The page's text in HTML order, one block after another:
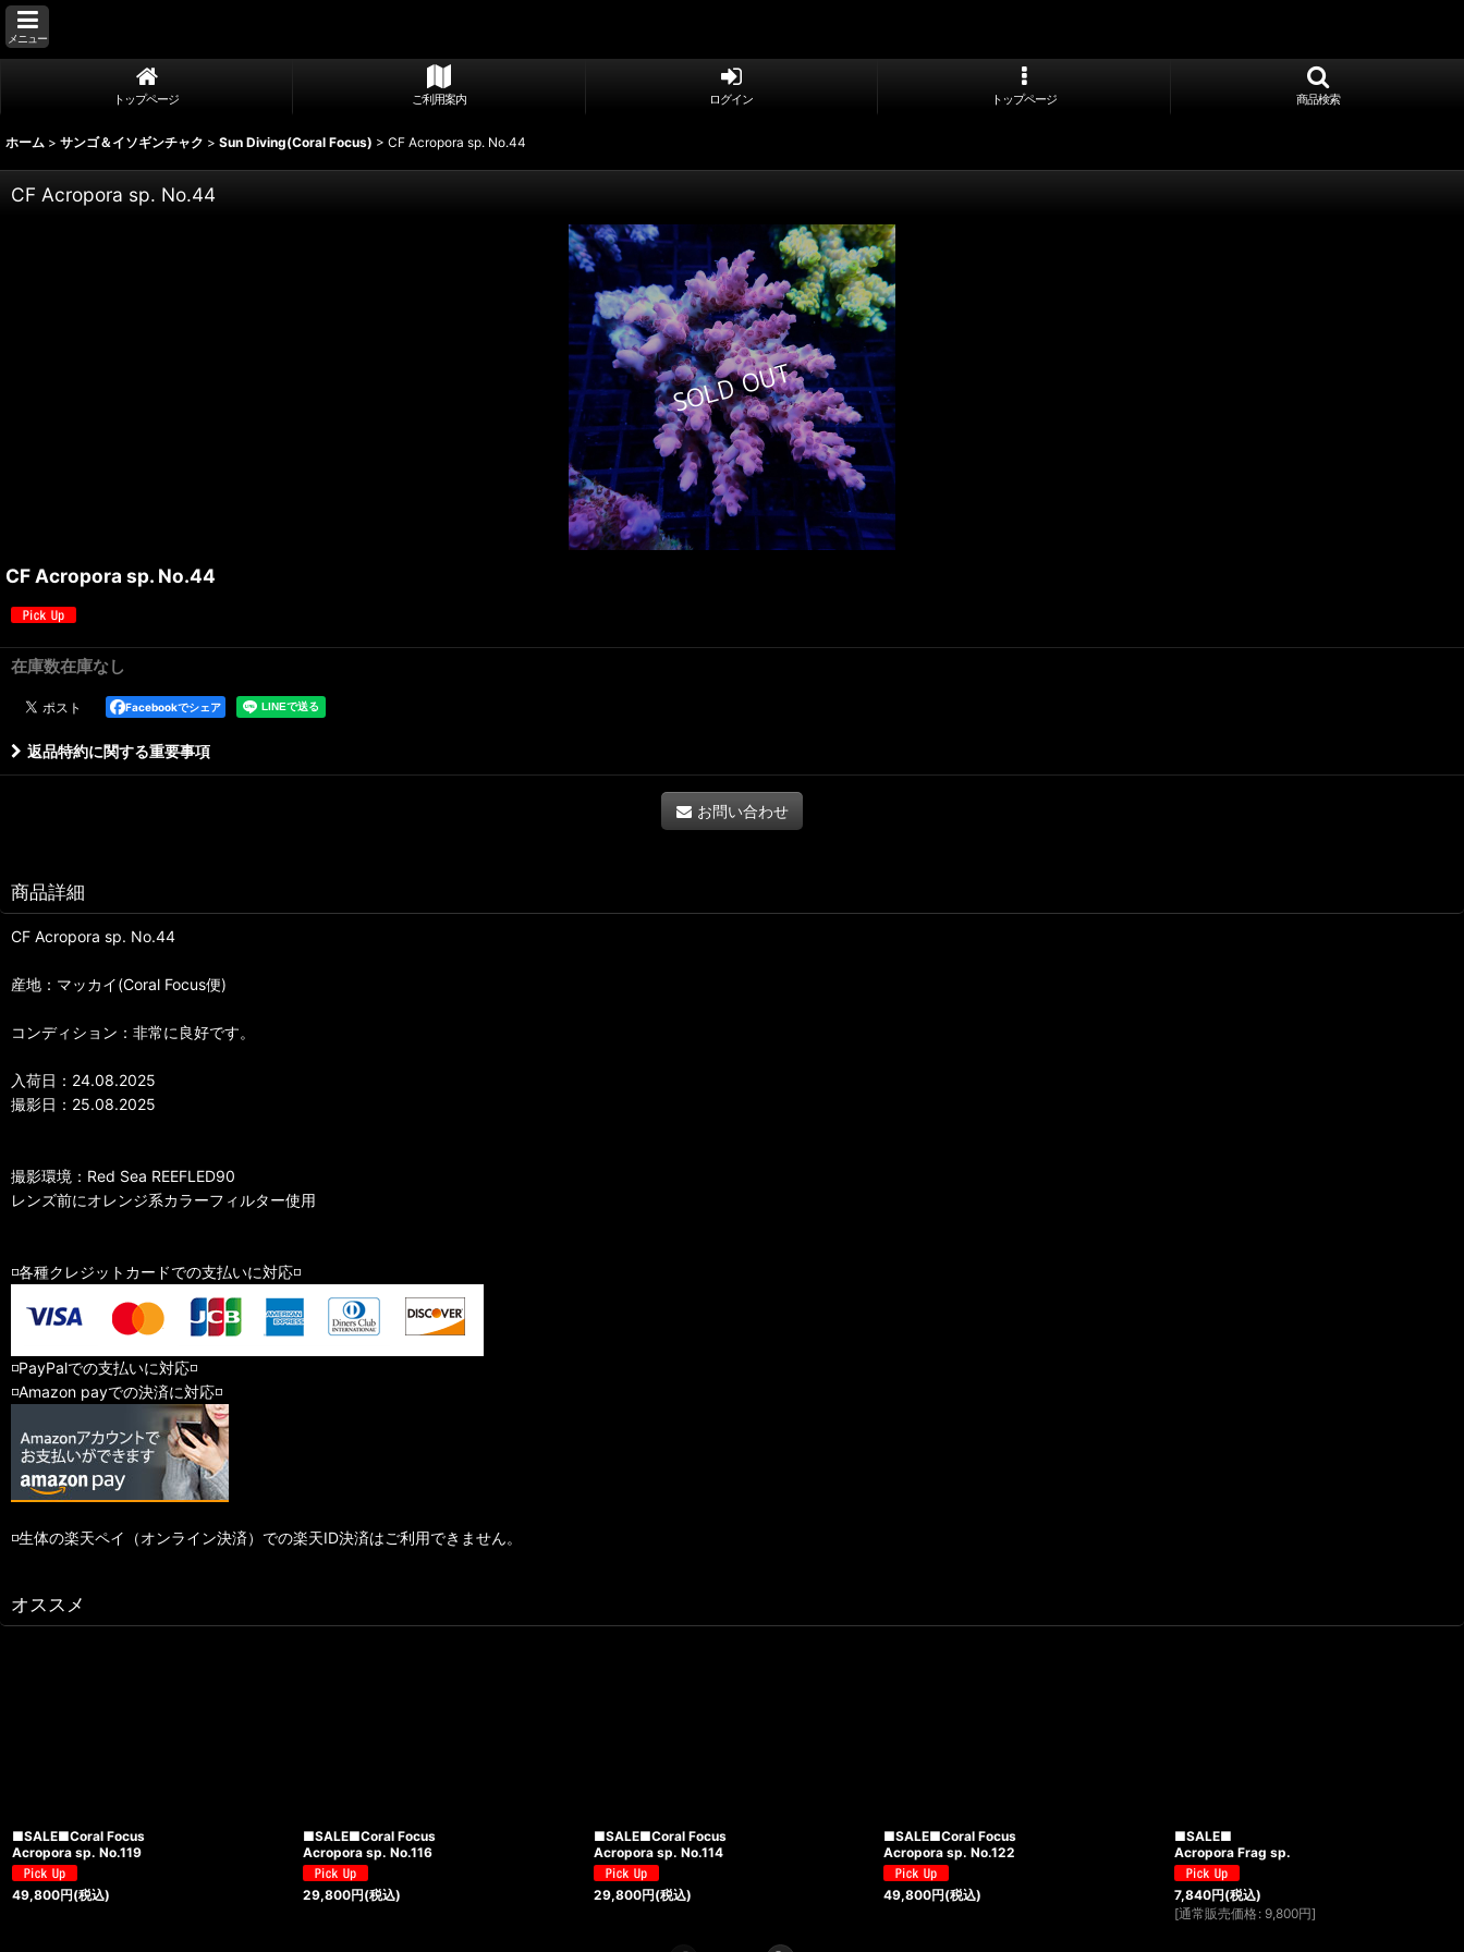
メニュー
トップページ ご利用案内 ログイン トップページ 商品検索
ホーム > サンゴ＆イソギンチャク > Sun Diving(Coral Focus) > CF Acropora sp. No.44
CF Acropora sp. No.44
CF Acropora sp. No.44
在庫数在庫なし
Facebookでシェア
返品特約に関する重要事項
お問い合わせ
商品詳細
CF Acropora sp. No.44
産地：マッカイ(Coral Focus便)
コンディション：非常に良好です。
入荷日：24.08.2025
撮影日：25.08.2025
撮影環境：Red Sea REEFLED90
レンズ前にオレンジ系カラーフィルター使用
◽️各種クレジットカードでの支払いに対応◽️
◽️PayPalでの支払いに対応◽️
◽️Amazon payでの決済に対応◽️
◽️生体の楽天ペイ（オンライン決済）での楽天ID決済はご利用できません。
オススメ
■SALE■Coral Focus
Acropora sp. No.119
49,800円(税込)
■SALE■Coral Focus
Acropora sp. No.116
29,800円(税込)
■SALE■Coral Focus
Acropora sp. No.114
29,800円(税込)
■SALE■Coral Focus
Acropora sp. No.122
49,800円(税込)
■SALE■
Acropora Frag sp.
7,840円(税込)
[通常販売価格 : 9,800円]